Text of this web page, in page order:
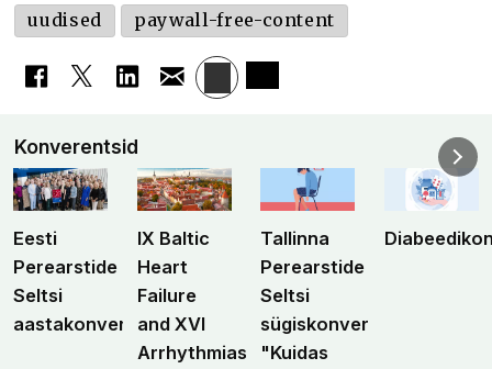
uudised paywall-free-content
Konverentsid
Eesti
Perearstide
Seltsi
aastakonverents
IX Baltic
Heart
Failure
and XVI
Arrhythmias
Tallinna
Perearstide
Seltsi
sügiskonverents
"Kuidas